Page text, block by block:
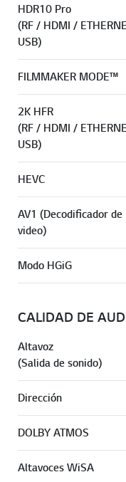
HDR10 Pro
(RF / HDMI /
USB)
FILMMAKER MODE™
2K HFR
(RF / HDMI /
USB)
HEVC
AV1 (Decodificador de
video)
Modo HGiG
CALIDAD DE
Altavoz
(Salida de sonido)
Dirección
DOLBY ATMOS
Altavoces WiSA